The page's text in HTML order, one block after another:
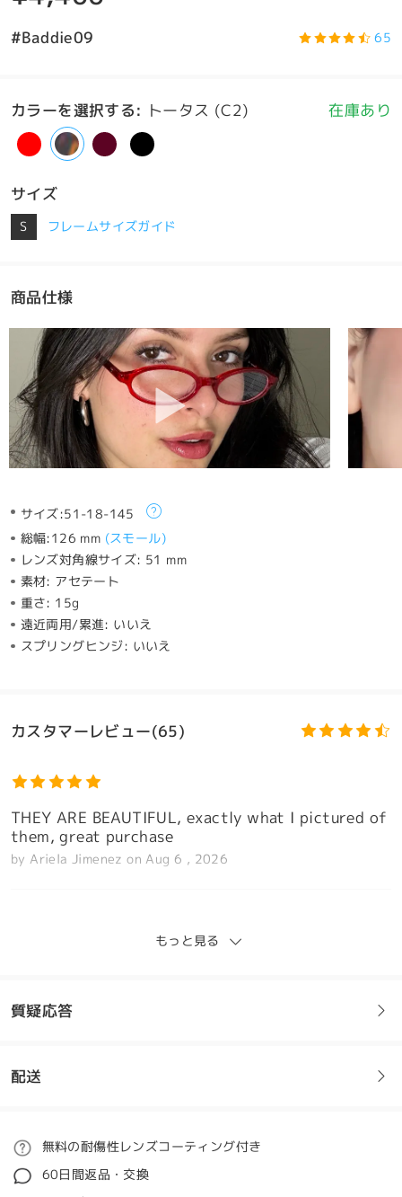
#Baddie09 65
カラーを選択する: トータス (C2) 在庫あり
サイズ
S フレームサイズガイド
商品仕様
サイズ:51-18-145
総幅:126 mm (スモール)
レンズ対角線サイズ: 51 mm
素材: アセテート
重さ: 15g
遠近両用/累進: いいえ
スプリングヒンジ: いいえ
カスタマーレビュー(65)
THEY ARE BEAUTIFUL, exactly what I pictured of
them, great purchase
by Ariela Jimenez on Aug 6 , 2026
anyone in NZ looking for more affordable
glasses. I have a strong and specific prescription,
by Bianca
全てのレビューを読む
もっと見る
質疑応答
フレームについてご質問がある場合は、以下からお問い合わせく
質問する
配送
ご注文
無料の耐傷性レンズコーティング付き
60日間返品・交換